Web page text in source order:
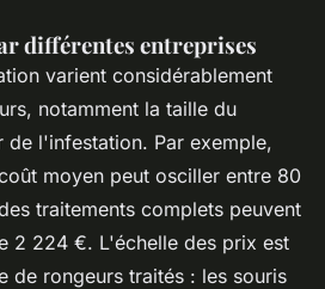
différentes entreprises
varient considérablement
notamment la taille du
de l'infestation. Par exemple,
moyen peut osciller entre 80
traitements complets peuvent
2 224 €. L'échelle des prix est
de rongeurs traités : les souris